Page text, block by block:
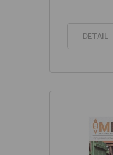
DETAIL